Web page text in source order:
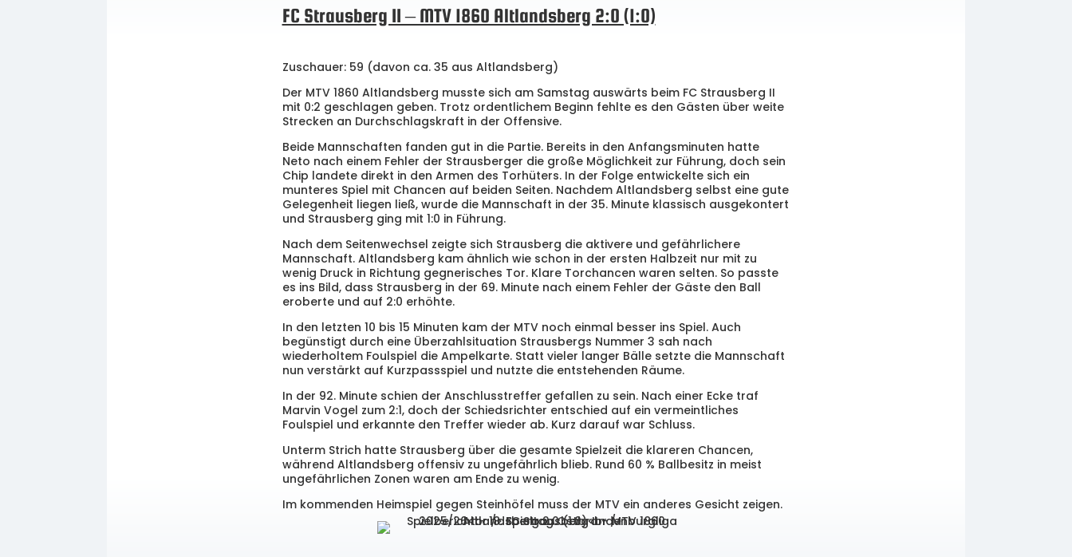
FC Strausberg II – MTV 1860 Altlandsberg 2:0 (1:0)
Zuschauer: 59 (davon ca. 35 aus Altlandsberg)
Der MTV 1860 Altlandsberg musste sich am Samstag auswärts beim FC Strausberg II
mit 0:2 geschlagen geben. Trotz ordentlichem Beginn fehlte es den Gästen über weite
Strecken an Durchschlagskraft in der Offensive.
Beide Mannschaften fanden gut in die Partie. Bereits in den Anfangsminuten hatte
Neto nach einem Fehler der Strausberger die große Möglichkeit zur Führung, doch sein
Chip landete direkt in den Armen des Torhüters. In der Folge entwickelte sich ein
munteres Spiel mit Chancen auf beiden Seiten. Nachdem Altlandsberg selbst eine gute
Gelegenheit liegen ließ, wurde die Mannschaft in der 35. Minute klassisch ausgekontert
und Strausberg ging mit 1:0 in Führung.
Nach dem Seitenwechsel zeigte sich Strausberg die aktivere und gefährlichere
Mannschaft. Altlandsberg kam ähnlich wie schon in der ersten Halbzeit nur mit zu
wenig Druck in Richtung gegnerisches Tor. Klare Torchancen waren selten. So passte
es ins Bild, dass Strausberg in der 69. Minute nach einem Fehler der Gäste den Ball
eroberte und auf 2:0 erhöhte.
In den letzten 10 bis 15 Minuten kam der MTV noch einmal besser ins Spiel. Auch
begünstigt durch eine Überzahlsituation Strausbergs Nummer 3 sah nach
wiederholtem Foulspiel die Ampelkarte. Statt vieler langer Bälle setzte die Mannschaft
nun verstärkt auf Kurzpassspiel und nutzte die entstehenden Räume.
In der 92. Minute schien der Anschlusstreffer gefallen zu sein. Nach einer Ecke traf
Marvin Vogel zum 2:1, doch der Schiedsrichter entschied auf ein vermeintliches
Foulspiel und erkannte den Treffer wieder ab. Kurz darauf war Schluss.
Unterm Strich hatte Strausberg über die gesamte Spielzeit die klareren Chancen,
während Altlandsberg offensiv zu ungefährlich blieb. Rund 60 % Ballbesitz in meist
ungefährlichen Zonen waren am Ende zu wenig.
Im kommenden Heimspiel gegen Steinhöfel muss der MTV ein anderes Gesicht zeigen.